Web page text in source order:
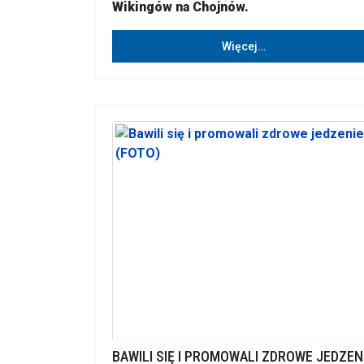
Wikingów na Chojnów.
Więcej…
BAWILI SIĘ I PROMOWALI ZDROWE